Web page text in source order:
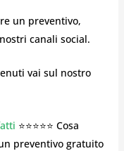
un preventivo,
canali social.
vai sul nostro
⭐⭐⭐⭐⭐ Cosa
preventivo gratuito